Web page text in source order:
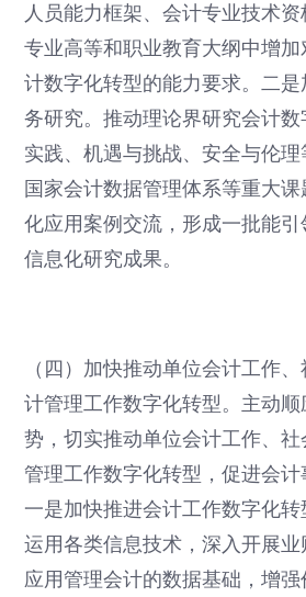
人员能力框架、会计专业技术
专业高等和职业教育大纲中增
计数字化转型的能力要求。二
务研究。推动理论界研究会计
实践、机遇与挑战、安全与伦
国家会计数据管理体系等重大
化应用案例交流，形成一批能
信息化研究成果。
（四）加快推动单位会计工作
计管理工作数字化转型。主动
势，切实推动单位会计工作、
管理工作数字化转型，促进会计
一是加快推进会计工作数字化
运用各类信息技术，深入开展
应用管理会计的数据基础，增